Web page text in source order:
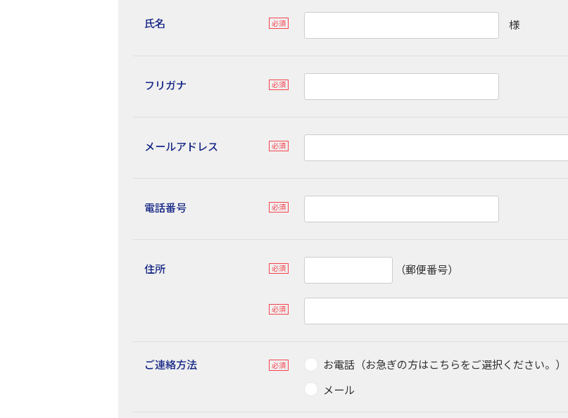
氏名 様
フリガナ
メールアドレス
電話番号
住所 （郵便番号）
ご連絡方法
お電話（お急ぎの方はこちらをご選択ください。）
メール